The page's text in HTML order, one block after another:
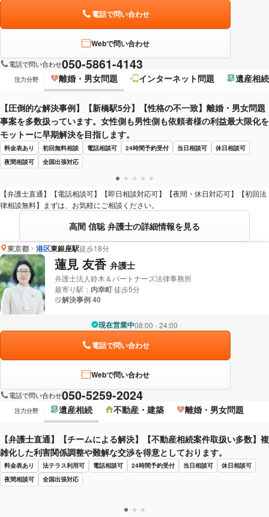
電話で問い合わせ
Webで問い合わせ
電話で問い合わせ050-5861-4143
注力分野 離婚・男女問題 インターネット問題 遺産相続
【圧倒的な解決事例】【新橋駅5分】【性格の不一致】離婚・男女問題
事案を多数扱っています。女性側も男性側も依頼者様の利益最大限化を
モットーに早期解決を目指します。
料金表あり 初回無料相談 電話相談可 24時間予約受付 当日相談可
休日相談可
夜間相談可
全国出張対応
【弁護士直通】【電話相談可】【即日相談対応可】【夜間・休日対応可】【初回法
律相談無料】まずは、お気軽にご相談ください。
高間 信聡 弁護士の詳細情報を見る
東京都 港区東銀座駅徒歩18分
蓮見 友香 弁護士
弁護士法人鈴木＆パートナーズ法律事務所
最寄り駅： 内幸町徒歩5分
解決事例 40
現在営業中08:00 - 24:00
電話で問い合わせ
Webで問い合わせ
電話で問い合わせ050-5259-2024
注力分野 遺産相続 不動産・建築 離婚・男女問題
【弁護士直通】【チームによる解決】【不動産相続案件取扱い多数】複
雑化した利害関係調整や難解な交渉を得意としております。
料金表あり 法テラス利用可 電話相談可 24時間予約受付 当日相談可
休日相談可
夜間相談可
全国出張対応